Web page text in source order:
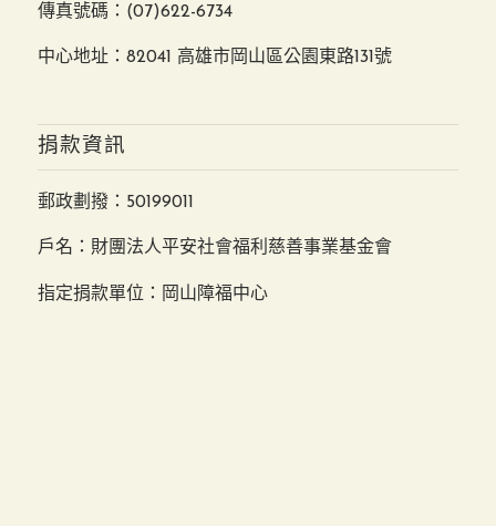
傳真號碼：(07)622-6734
中心地址：82041 高雄市岡山區公園東路131號
捐款資訊
郵政劃撥：50199011
戶名：財團法人平安社會福利慈善事業基金會
指定捐款單位：岡山障福中心